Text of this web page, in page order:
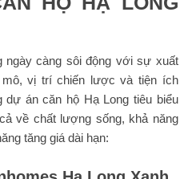
ngày càng sôi động với sự xuất
vị trí chiến lược và tiện ích
dự án căn hộ Hạ Long tiêu biểu
về chất lượng sống, khả năng
tăng giá dài hạn: